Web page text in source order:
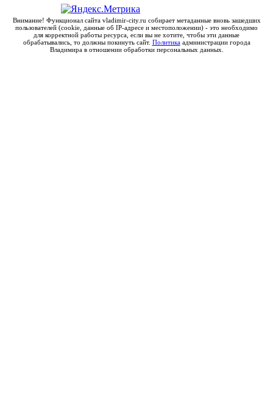
Внимание! Функционал сайта vladimir-city.ru собирает метаданные вновь зашедших
пользователей (cookie, данные об IP-адресе и местоположении) - это необходимо
для корректной работы ресурса, если вы не хотите, чтобы эти данные
обрабатывались, то должны покинуть сайт. Политикаадминистрации города
Владимира в отношении обработки персональных данных.